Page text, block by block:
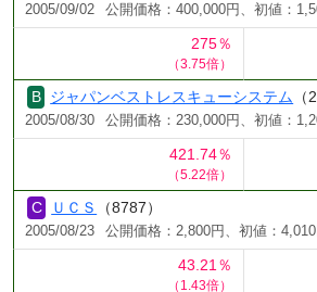
2005/09/02 公開価格：400,000円、初値：
275％
（3.75倍）
ジャパンベストレスキューシステム （
2005/08/30 公開価格：230,000円、初値：
421.74％
（5.22倍）
ＵＣＳ （8787）
2005/08/23 公開価格：2,800円、初値：4,010
43.21％
（1.43倍）